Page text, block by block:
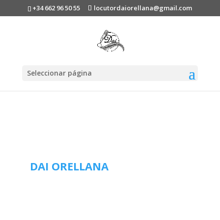
+34 662 96 50 55 locutordaiorellana@gmail.com
Seleccionar página
DAI ORELLANA